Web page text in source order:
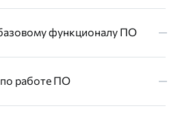
функционалу ПО
работе ПО